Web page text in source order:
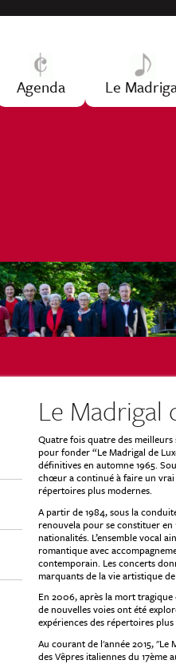
Agenda Le
Le Madrigal
Quatre fois quatre des
pour fonder “Le Madrigal de
définitives en automne 1965.
chœur a continué à faire un vrai
répertoires plus modernes.
A partir de 1984, sous la
renouvela pour se constituer en
nationalités. L’ensemble vocal
romantique avec
contemporain. Les concerts
marquants de la vie artistique
En 2006, après la mort
de nouvelles voies ont été
expériences des répertoires plus
Au courant de l'année 2015,
des Vêpres italiennes du 17ème